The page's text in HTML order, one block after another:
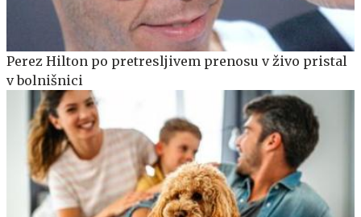
Perez Hilton po pretresljivem prenosu v živo pristal
v bolnišnici